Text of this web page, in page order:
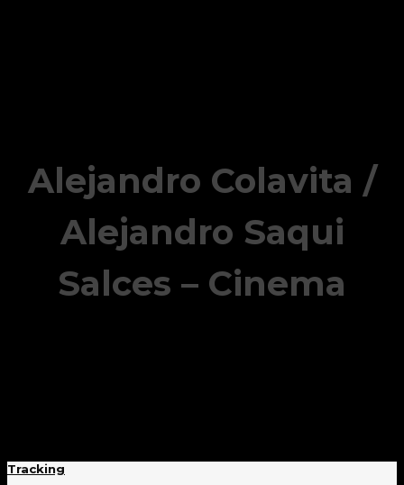
Alejandro Colavita /
Alejandro Saqui
Salces – Cinema
Tracking